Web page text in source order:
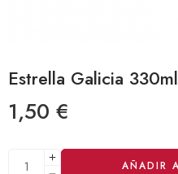
Estrella Galicia
1,50 €
AÑADIR
Alternative: